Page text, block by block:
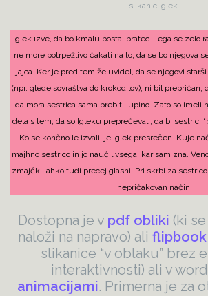
slikanic Iglek.
Iglek izve, da bo kmalu postal bratec. Tega se zelo
ne more potrpežlivo čakati na to, da se bo njegova
jajca. Ker je pred tem že uvidel, da se njegovi
(npr. glede sovraštva do krokodilov), ni bil prepričan,
da mora sestrica sama prebiti lupino. Zato so imeli
dela s tem, da so Igleku preprečevali, da bi sestrici
Ko se končno le izvali, je Iglek presrečen. Kuje
majhno sestrico in jo naučil vsega, kar sam zna.
zmajčki lahko tudi precej glasni. Pri skrbi za
nepričakovan način.
Dostopna je v pdf obliki (ki
naloži na napravo) ali
slikanice “v oblaku” brez
interaktivnosti) ali v
animacijami. Primerna je za